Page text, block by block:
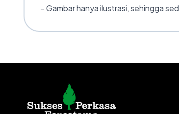
– Gambar hanya ilustrasi, sehingga